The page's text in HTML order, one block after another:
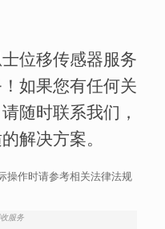
位移传感器服务
如果您有任何关
随时联系我们，
解决方案。
操作时请参考相关法律法规
服务